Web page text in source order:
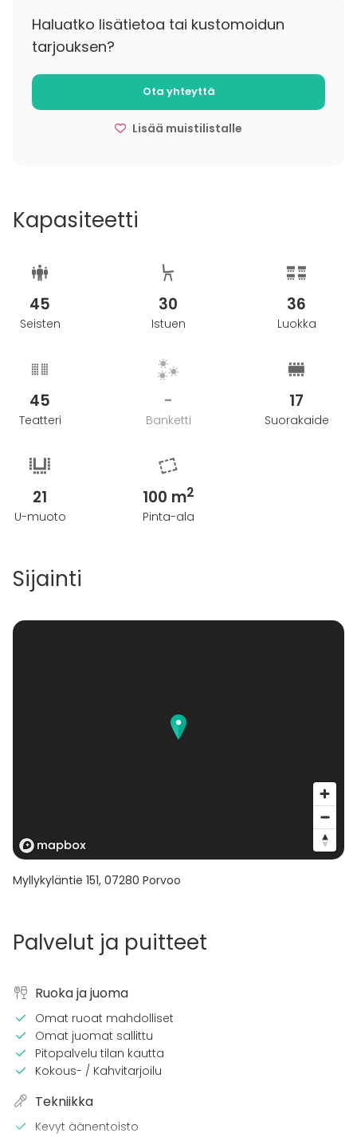
Haluatko lisätietoa tai kustomoidun
tarjouksen?
Ota yhteyttä
Lisää muistilistalle
Kapasiteetti
45
Seisten
30
Istuen
36
Luokka
45
Teatteri
-
Banketti
17
Suorakaide
21
U-muoto
100 m2
Pinta-ala
Sijainti
Myllykyläntie 151, 07280 Porvoo
Palvelut ja puitteet
Ruoka ja juoma
Omat ruoat mahdolliset
Omat juomat sallittu
Pitopalvelu tilan kautta
Kokous- / Kahvitarjoilu
Tekniikka
Kevyt äänentoisto